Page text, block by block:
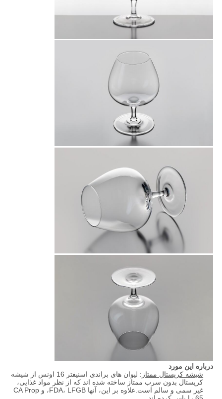
درباره این مورد
شیشه کریستال ممتاز
: لیوان های براندی اسنیفتر 16 اونس از شیشه
کریستال بدون سرب ممتاز ساخته شده اند که از نظر مواد غذایی،
غیر سمی و سالم است.علاوه بر این، آنها FDA، LFGB، و CA Prop